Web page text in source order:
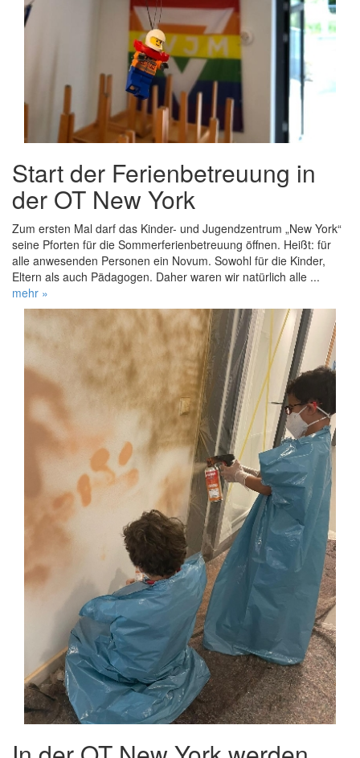
Start der Ferienbetreuung in
der OT New York
Zum ersten Mal darf das Kinder- und Jugendzentrum „New York“
seine Pforten für die Sommerferienbetreuung öffnen. Heißt: für
alle anwesenden Personen ein Novum. Sowohl für die Kinder,
Eltern als auch Pädagogen. Daher waren wir natürlich alle ...
mehr »